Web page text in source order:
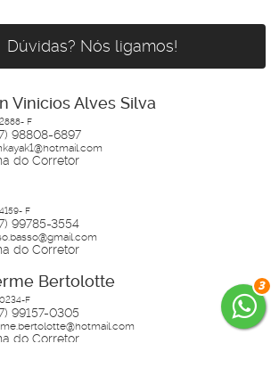
3
Dúvidas? Nós ligamos!
Vinicios Alves Silva
F
98808-6897
do Corretor
F
99785-3554
do Corretor
Bertolotte
F
99157-0305
do Corretor